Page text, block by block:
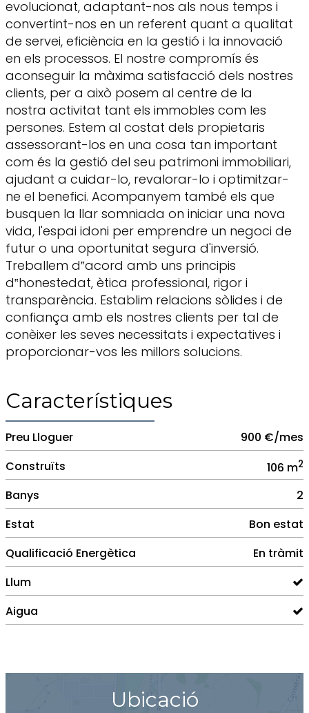
evolucionat, adaptant-nos als nous temps i
convertint-nos en un referent quant a qualitat
de servei, eficiència en la gestió i la innovació
en els processos. El nostre compromís és
aconseguir la màxima satisfacció dels nostres
clients, per a això posem al centre de la
nostra activitat tant els immobles com les
persones. Estem al costat dels propietaris
assessorant-los en una cosa tan important
com és la gestió del seu patrimoni immobiliari,
ajudant a cuidar-lo, revalorar-lo i optimitzar-
ne el benefici. Acompanyem també els que
busquen la llar somniada on iniciar una nova
vida, l'espai idoni per emprendre un negoci de
futur o una oportunitat segura d'inversió.
Treballem d‟acord amb uns principis
d‟honestedat, ètica professional, rigor i
transparència. Establim relacions sòlides i de
confiança amb els nostres clients per tal de
conèixer les seves necessitats i expectatives i
proporcionar-vos les millors solucions.
Característiques
Preu Lloguer
900 €/mes
Construïts
106 m2
Banys
2
Estat
Bon estat
Qualificació Energètica
En tràmit
Llum
Aigua
Ubicació